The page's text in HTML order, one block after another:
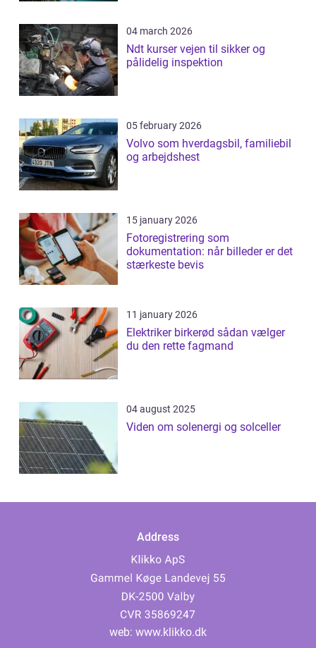
04 march 2026
Ndt kurser vejen til sikker og
pålidelig inspektion
05 february 2026
Volvo som hverdagsbil, familiebil
og arbejdshest
15 january 2026
Fotoregistrering som
dokumentation: når billeder er det
stærkeste bevis
11 january 2026
Elektriker birkerød sådan vælger
du den rette fagmand
04 august 2025
Viden om solenergi og solceller
Address
web: www.klikko.dk